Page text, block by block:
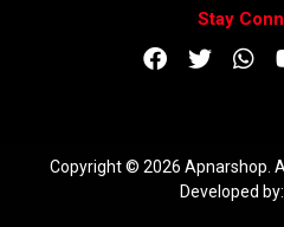
Stay
Copyright © 2026 Apnarshop.
Developed by: